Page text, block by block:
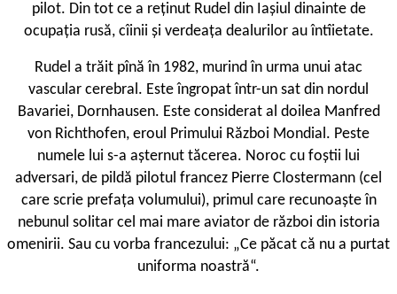
pilot. Din tot ce a reţinut Rudel din Iaşiul dinainte de
ocupaţia rusă, cîinii şi verdeaţa dealurilor au întîietate.
Rudel a trăit pînă în 1982, murind în urma unui atac
vascular cerebral. Este îngropat într-un sat din nordul
Bavariei, Dornhausen. Este considerat al doilea Manfred
von Richthofen, eroul Primului Război Mondial. Peste
numele lui s-a așternut tăcerea. Noroc cu foştii lui
adversari, de pildă pilotul francez Pierre Clostermann (cel
care scrie prefaţa volumului), primul care recunoaşte în
nebunul solitar cel mai mare aviator de război din istoria
omenirii. Sau cu vorba francezului: „Ce păcat că nu a purtat
uniforma noastră“.